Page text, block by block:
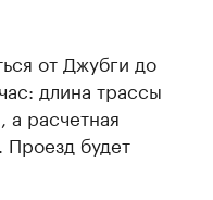
от Джубги до
длина трассы
а расчетная
будет